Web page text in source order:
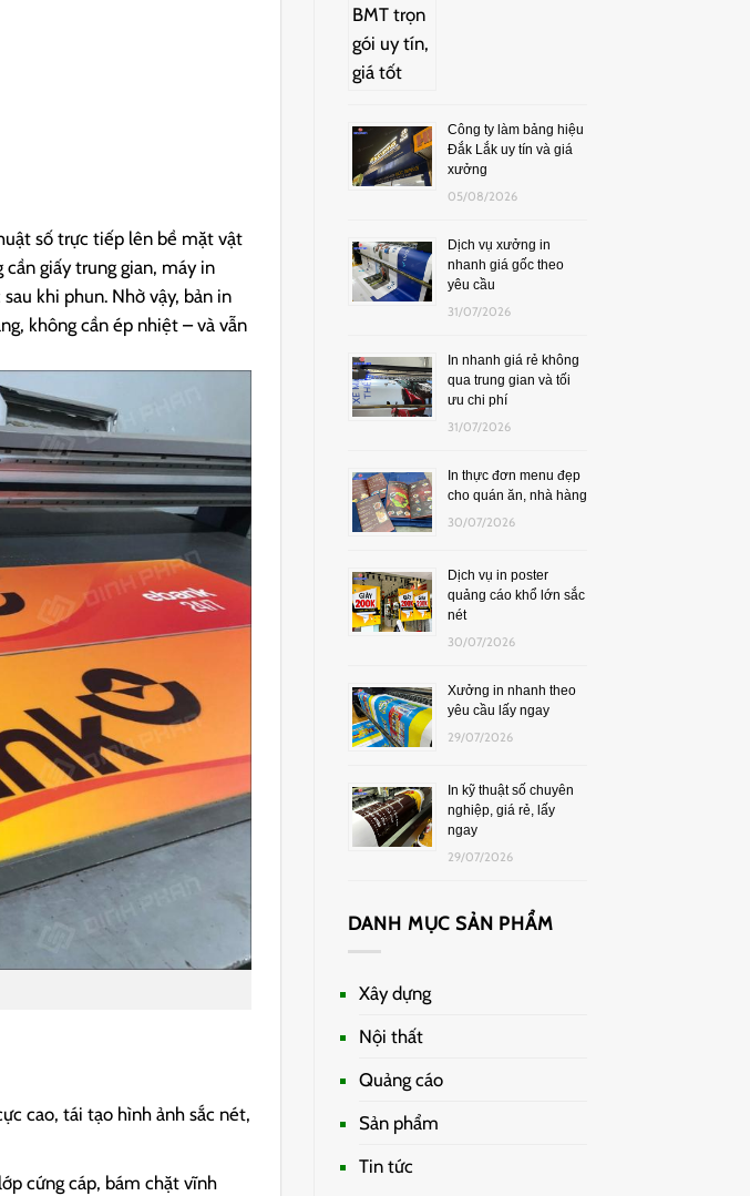
số trực tiếp lên bề mặt vật
giấy trung gian, máy in
khi phun. Nhờ vậy, bản in
không cần ép nhiệt – và vẫn
cao, tái tạo hình ảnh sắc nét,
cứng cáp, bám chặt vĩnh
Công ty làm bảng hiệu
Đắk Lắk uy tín và giá
xưởng
05/08/2026
Dịch vụ xưởng in
nhanh giá gốc theo
yêu cầu
31/07/2026
In nhanh giá rẻ không
qua trung gian và tối
ưu chi phí
31/07/2026
In thực đơn menu đẹp
cho quán ăn, nhà hàng
30/07/2026
Dịch vụ in poster
quảng cáo khổ lớn sắc
nét
30/07/2026
Xưởng in nhanh theo
yêu cầu lấy ngay
29/07/2026
In kỹ thuật số chuyên
nghiệp, giá rẻ, lấy
ngay
29/07/2026
DANH MỤC SẢN PHẨM
Xây dựng
Nội thất
Quảng cáo
Sản phẩm
Tin tức